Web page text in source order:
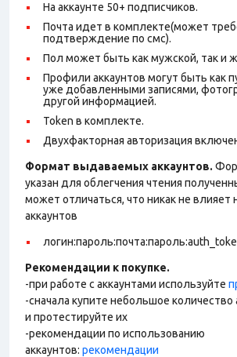
На аккаунте 50+ подписчиков.
Почта идет в комплекте(может
подтверждение по смс).
Пол может быть как мужской, так и
Профили аккаунтов могут быть как
уже добавленными записями,
другой информацией.
Token в комплекте.
Двухфакторная авторизация
Формат выдаваемых аккаунтов.
указан для облегчения чтения
может отличаться, что никак не влияет
аккаунтов
Рекомендации к покупке.
-при работе с аккаунтами используйте
-сначала купите небольшое количество
и протестируйте их
-рекомендации по использованию
аккаунтов: рекомендации